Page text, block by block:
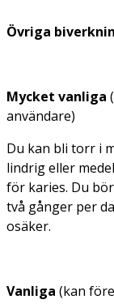
Övriga
Mycket vanliga
användare)
Du kan bli torr i
lindrig eller
för karies. Du
två gånger per
osäker.
Vanliga (kan